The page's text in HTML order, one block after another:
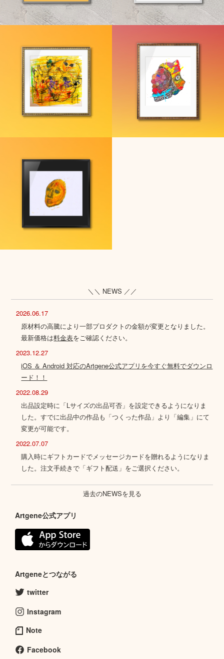
＼＼ NEWS ／／
2026.06.17
原材料の高騰により一部プロダクトの金額が変更となりました。
最新価格は料金表をご確認ください。
2023.12.27
iOS ＆ Android 対応のArtgene公式アプリを今すぐ無料でダウンロ
ード！！
2022.08.29
出品設定時に「Lサイズの出品可否」を設定できるようになりま
した。すでに出品中の作品も「つくった作品」より「編集」にて
変更が可能です。
2022.07.07
購入時にギフトカードでメッセージカードを贈れるようになりま
した。注文手続きで「ギフト配送」をご選択ください。
過去のNEWSを見る
Artgene公式アプリ
Artgeneとつながる
twitter
Instagram
Note
Facebook